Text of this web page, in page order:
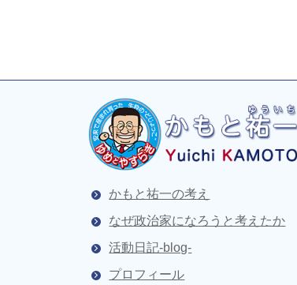
かもと祐一の考え
なぜ政治家になろうと考えたか
活動日記-blog-
プロフィール